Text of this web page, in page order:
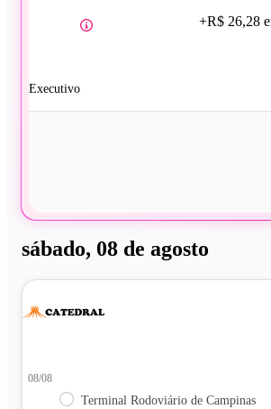
Executivo
+R$ 26,28
sábado, 08 de agosto
08/08
Terminal Rodoviário de Campinas